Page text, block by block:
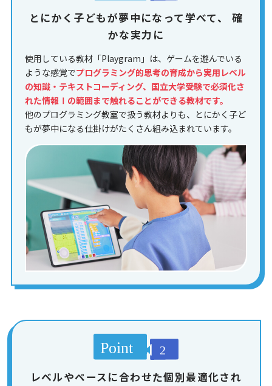
とにかく子どもが夢中になって学べて、
確
かな実力に
使用している教材「Playgram」は、ゲームを遊んでいる
ような感覚でプログラミング的思考の育成から実用レベル
の知識・テキストコーディング、国立大学受験で必須化さ
れた情報Ⅰの範囲まで触れることができる教材です。
他のプログラミング教室で扱う教材よりも、とにかく子ど
もが夢中になる仕掛けがたくさん組み込まれています。
レベルやペースに合わせた個別最適化され